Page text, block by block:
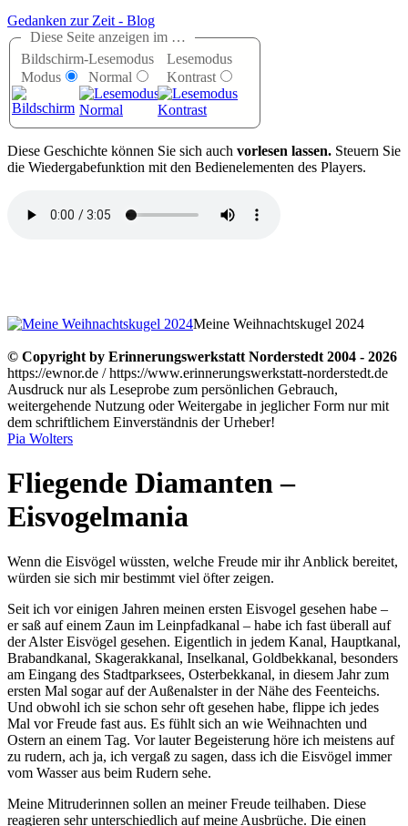
Gedanken zur Zeit - Blog
Diese Seite anzeigen im …
Bildschirm-
Modus
Lesemodus
Normal
Lesemodus
Kontrast
Diese Geschichte können Sie sich auch vorlesen lassen. Steuern Sie
die Wiedergabefunktion mit den Bedienelementen des Players.
Meine Weihnachtskugel 2024
© Copyright by Erinnerungswerkstatt Norderstedt 2004 - 2026
https://ewnor.de / https://www.erinnerungswerkstatt-norderstedt.de
Ausdruck nur als Leseprobe zum persönlichen Gebrauch,
weitergehende Nutzung oder Weitergabe in jeglicher Form nur mit
dem schriftlichem Einverständnis der Urheber!
Pia Wolters
Fliegende Diamanten –
Eisvogelmania
Wenn die Eisvögel wüssten, welche Freude mir ihr Anblick bereitet,
würden sie sich mir bestimmt viel öfter zeigen.
Seit ich vor einigen Jahren meinen ersten Eisvogel gesehen habe –
er saß auf einem Zaun im Leinpfadkanal – habe ich fast überall auf
der Alster Eisvögel gesehen. Eigentlich in jedem Kanal, Hauptkanal,
Brabandkanal, Skagerakkanal, Inselkanal, Goldbekkanal, besonders
am Eingang des Stadtparksees, Osterbekkanal, in diesem Jahr zum
ersten Mal sogar auf der Außenalster in der Nähe des Feenteichs.
Und obwohl ich sie schon sehr oft gesehen habe, flippe ich jedes
Mal vor Freude fast aus. Es fühlt sich an wie Weihnachten und
Ostern an einem Tag. Vor lauter Begeisterung höre ich meistens auf
zu rudern, ach ja, ich vergaß zu sagen, dass ich die Eisvögel immer
vom Wasser aus beim Rudern sehe.
Meine Mitruderinnen sollen an meiner Freude teilhaben. Diese
reagieren sehr unterschiedlich auf meine Ausbrüche. Die einen